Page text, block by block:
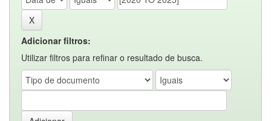
Adicionar filtros:
Utilizar filtros para refinar o resultado de busca.